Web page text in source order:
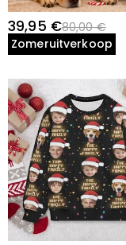
39,95 €80,00 €
Zomeruitverkoop